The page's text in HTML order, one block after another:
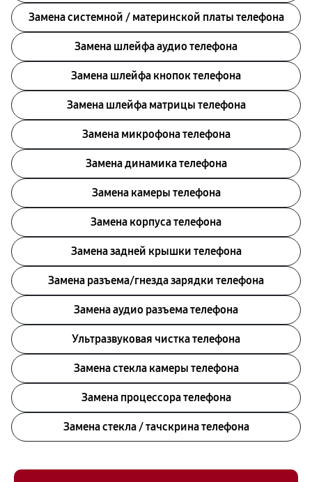
Замена системной / материнской платы телефона
Замена шлейфа аудио телефона
Замена шлейфа кнопок телефона
Замена шлейфа матрицы телефона
Замена микрофона телефона
Замена динамика телефона
Замена камеры телефона
Замена корпуса телефона
Замена задней крышки телефона
Замена разъема/гнезда зарядки телефона
Замена аудио разъема телефона
Ультразвуковая чистка телефона
Замена стекла камеры телефона
Замена процессора телефона
Замена стекла / тачскрина телефона